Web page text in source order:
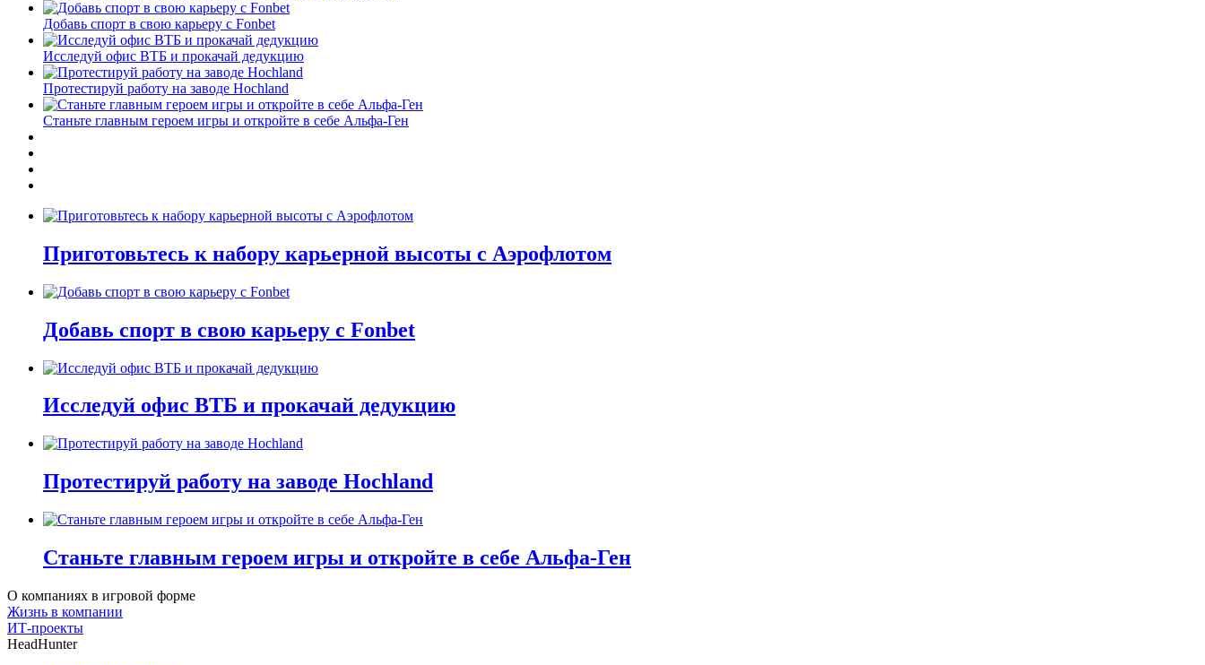
Добавь спорт в свою карьеру с Fonbet
Исследуй офис ВТБ и прокачай дедукцию
Протестируй работу на заводе Hochland
Станьте главным героем игры и откройте в себе Альфа-Ген
Приготовьтесь к набору карьерной высоты с Аэрофлотом
Добавь спорт в свою карьеру с Fonbet
Исследуй офис ВТБ и прокачай дедукцию
Протестируй работу на заводе Hochland
Станьте главным героем игры и откройте в себе Альфа-Ген
О компаниях в игровой форме
Жизнь в компании
ИТ-проекты
HeadHunter